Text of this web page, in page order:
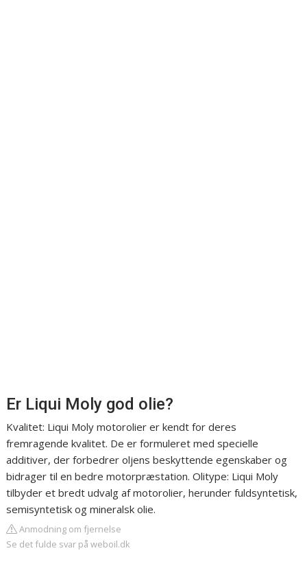
Er Liqui Moly god olie?
Kvalitet: Liqui Moly motorolier er kendt for deres
fremragende kvalitet. De er formuleret med specielle
additiver, der forbedrer oljens beskyttende egenskaber og
bidrager til en bedre motorpræstation. Olitype: Liqui Moly
tilbyder et bredt udvalg af motorolier, herunder fuldsyntetisk,
semisyntetisk og mineralsk olie.
Anmodning om fjernelse
Se det fulde svar på weboil.dk